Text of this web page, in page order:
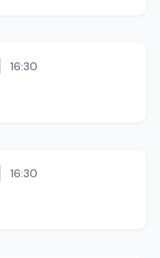
16:30
16:30